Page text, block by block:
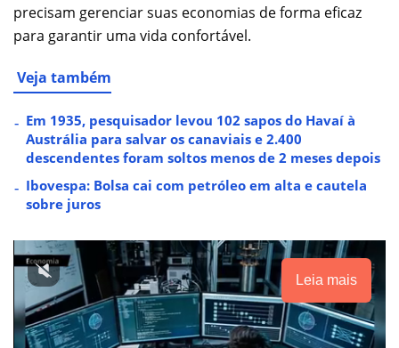
precisam gerenciar suas economias de forma eficaz
para garantir uma vida confortável.
Veja também
Em 1935, pesquisador levou 102 sapos do Havaí à
Austrália para salvar os canaviais e 2.400
descendentes foram soltos menos de 2 meses depois
Ibovespa: Bolsa cai com petróleo em alta e cautela
sobre juros
Leia mais